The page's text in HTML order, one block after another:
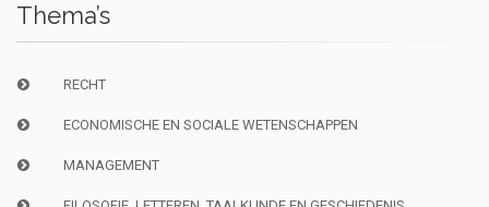
Thema’s
RECHT
ECONOMISCHE EN SOCIALE WETENSCHAPPEN
MANAGEMENT